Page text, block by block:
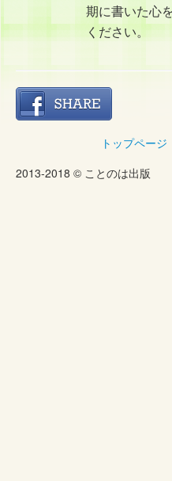
期に書いた心
ください。
トップページ
2013-2018 © ことのは出版